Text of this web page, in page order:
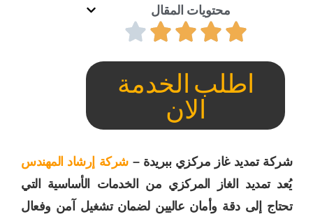
محتويات المقال
اطلب الخدمة
الان
شركة تمديد غاز مركزي ببريدة –شركة إرشاد المهندس
يُعد تمديد الغاز المركزي من الخدمات الأساسية التي
تحتاج إلى دقة وأمان عاليين لضمان تشغيل آمن وفعال